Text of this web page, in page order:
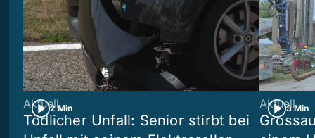
2 Min
Aktuell
Tödlicher Unfall: Senior stirbt bei
3 Min
Aktuell